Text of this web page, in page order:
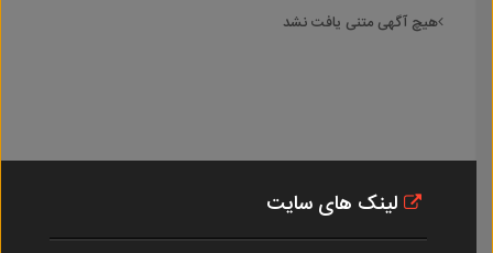
هیچ آگهی متنی یافت نشد
لینک های سایت